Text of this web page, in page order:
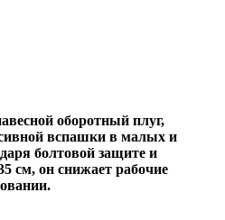
оборотный плуг,
вспашки в малых и
болтовой защите и
см, он снижает рабочие